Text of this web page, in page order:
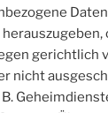
Daten
gerichtlich
nicht